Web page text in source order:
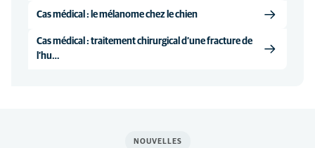
Cas médical : le mélanome chez le chien
Cas médical : traitement chirurgical d’une fracture de
l’hu…
NOUVELLES